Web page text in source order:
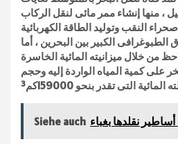
، منها إنشاء ممر مائى لنقل الركاب
النقب وتوليد الطاقة الكهربائية
الطبوغرافى الكبير بين البحرين ، أما
من خلال ميزانيته المائية الخاسرة
على كمية المياه الواردة إليه وحجم
المائية التى تقدر بنحو 159000كم³
Siehe auch